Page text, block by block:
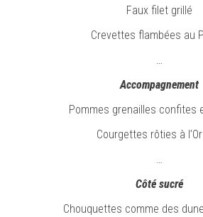
Faux filet grillé
Crevettes flambées au
…
Accompagnement
Pommes grenailles confites
Courgettes rôties à
…
Côté sucré
Chouquettes comme des